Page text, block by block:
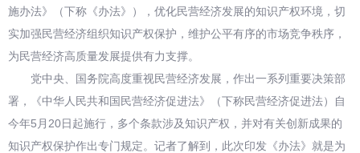
施办法》（下称《办法》），优化民营经济发展的知识产权环境，切
实加强民营经济组织知识产权保护，维护公平有序的市场竞争秩序，
为民营经济高质量发展提供有力支撑。
党中央、国务院高度重视民营经济发展，作出一系列重要决策部
署，《中华人民共和国民营经济促进法》（下称民营经济促进法）自
今年5月20日起施行，多个条款涉及知识产权，并对有关创新成果的
知识产权保护作出专门规定。记者了解到，此次印发《办法》就是为